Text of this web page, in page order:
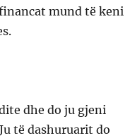
mund të keni
dhe do ju gjeni
të dashuruarit do